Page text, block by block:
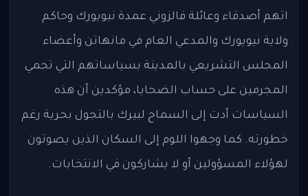
اتهم أصدقاء وعائلة فالزوني عمدة نيويورك وحاكم
ولاية نيويورك والمدعي العام في مانهاتن وأعضاء
المجلس التشريعي بالمدينة بسياساتهم التي تحمي
المجرمين على حساب الضحايا، مؤكدين أن هذه
السياسات أدت إلى السماح لبيرك بالتجول بحرية رغم
خطورته. كما وجهوا اللوم إلى السكان الذين يصوتون
لهؤلاء المسؤولين أو لا يشاركون في الانتخابات.